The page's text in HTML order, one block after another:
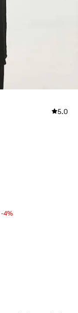
5.0
-4%